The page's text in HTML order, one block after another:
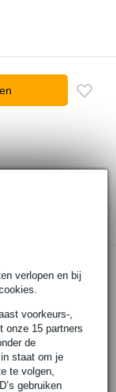
verlopen en bij
voorkeurs-,
onze 15 partners
de
staat om je
te volgen,
gebruiken